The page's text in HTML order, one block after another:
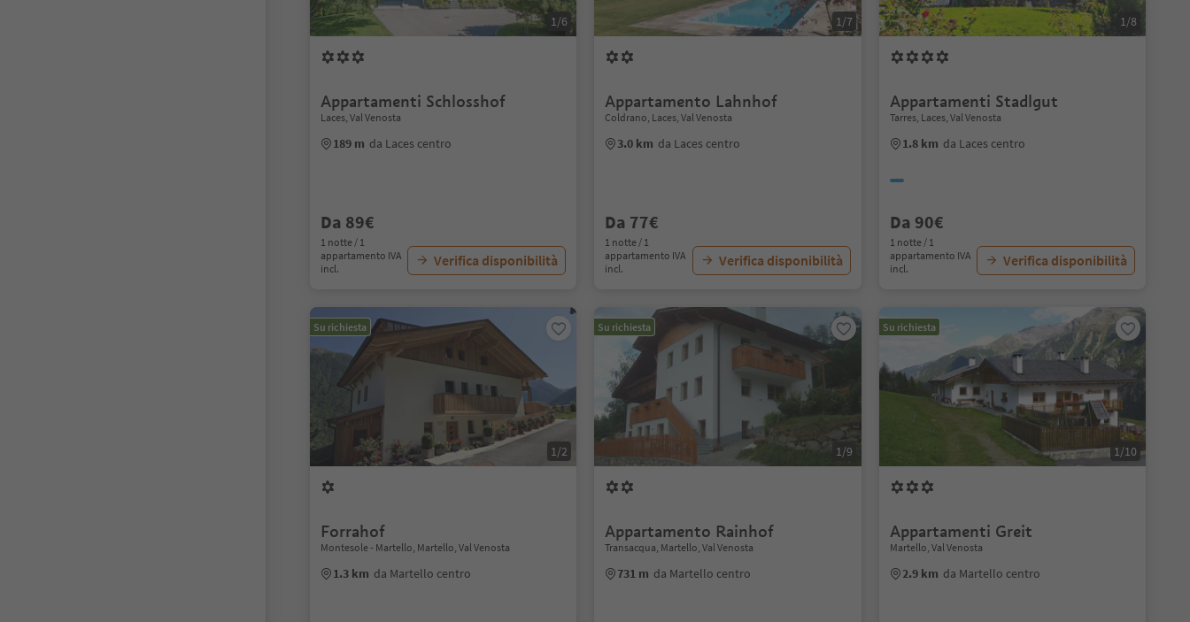
1/6
Appartamenti Schlosshof
Laces, Val Venosta
189 m da Laces centro
Da 89€
1 notte / 1
appartamento IVA
incl.
Verifica disponibilità
1/7
Appartamento Lahnhof
Coldrano, Laces, Val Venosta
3.0 km da Laces centro
Da 77€
1 notte / 1
appartamento IVA
incl.
Verifica disponibilità
1/8
Appartamenti Stadlgut
Tarres, Laces, Val Venosta
1.8 km da Laces centro
Da 90€
1 notte / 1
appartamento IVA
incl.
Verifica disponibilità
Su richiesta
1/2
Forrahof
Montesole - Martello, Martello, Val Venosta
1.3 km da Martello centro
Su richiesta
1/9
Appartamento Rainhof
Transacqua, Martello, Val Venosta
731 m da Martello centro
Su richiesta
1/10
Appartamenti Greit
Martello, Val Venosta
2.9 km da Martello centro